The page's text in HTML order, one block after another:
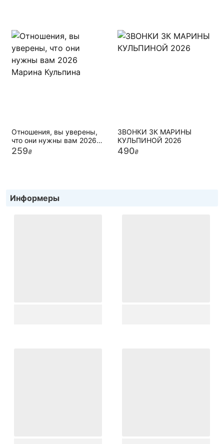
Отношения, вы уверены,
что они нужны вам 2026
Марина Кульпина
259₴
ЗВОНКИ ЗК МАРИНЫ
КУЛЬПИНОЙ 2026
490₴
Информеры